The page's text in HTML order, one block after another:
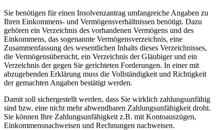
Sie benötigen für einen Insolvenzantrag umfangreiche Angaben zu
Ihren Einkommens- und Vermögensverhältnissen benötigt. Dazu
gehören ein Verzeichnis des vorhandenen Vermögens und des
Einkommens, das sogenannte Vermögensverzeichnis, eine
Zusammenfassung des wesentlichen Inhalts dieses Verzeichnisses,
die Vermögensübersicht, ein Verzeichnis der Gläubiger und ein
Verzeichnis der gegen Sie gerichteten Forderungen. In einer mit
abzugebenden Erklärung muss die Vollständigkeit und Richtigkeit
der gemachten Angaben bestätigt werden.
Damit soll sichergestellt werden, dass Sie wirklich zahlungsunfähig
sind bzw. eine nicht mehr abwendbaren Zahlungsunfähigkeit droht.
Sie können Ihre Zahlungsunfähigkeit z.B. mit Kontoauszügen,
Einkommensnachweisen und Rechnungen nachweisen.